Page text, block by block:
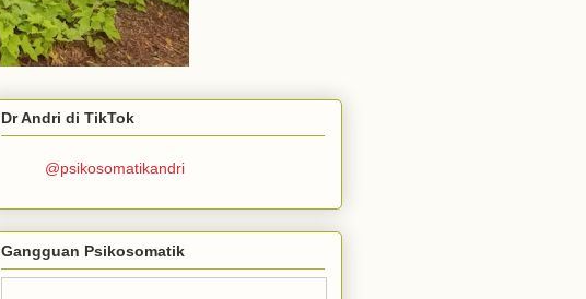
Dr Andri di TikTok
@psikosomatikandri
Gangguan Psikosomatik